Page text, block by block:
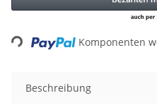
Loading... Komponenten
Beschreibung